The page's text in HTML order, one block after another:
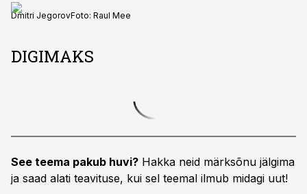
Dmitri JegorovFoto: Raul Mee
DIGIMAKS
See teema pakub huvi? Hakka neid märksõnu jälgima
ja saad alati teavituse, kui sel teemal ilmub midagi uut!